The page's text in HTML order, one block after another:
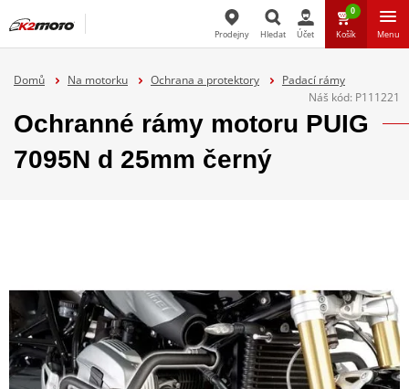
Hledat
Prodejny Hledat Účet
0
Košík Menu
Domů Na motorku Ochrana a protektory
Padací rámy
Náš kód: P111221
Ochranné rámy motoru PUIG
7095N d 25mm černý